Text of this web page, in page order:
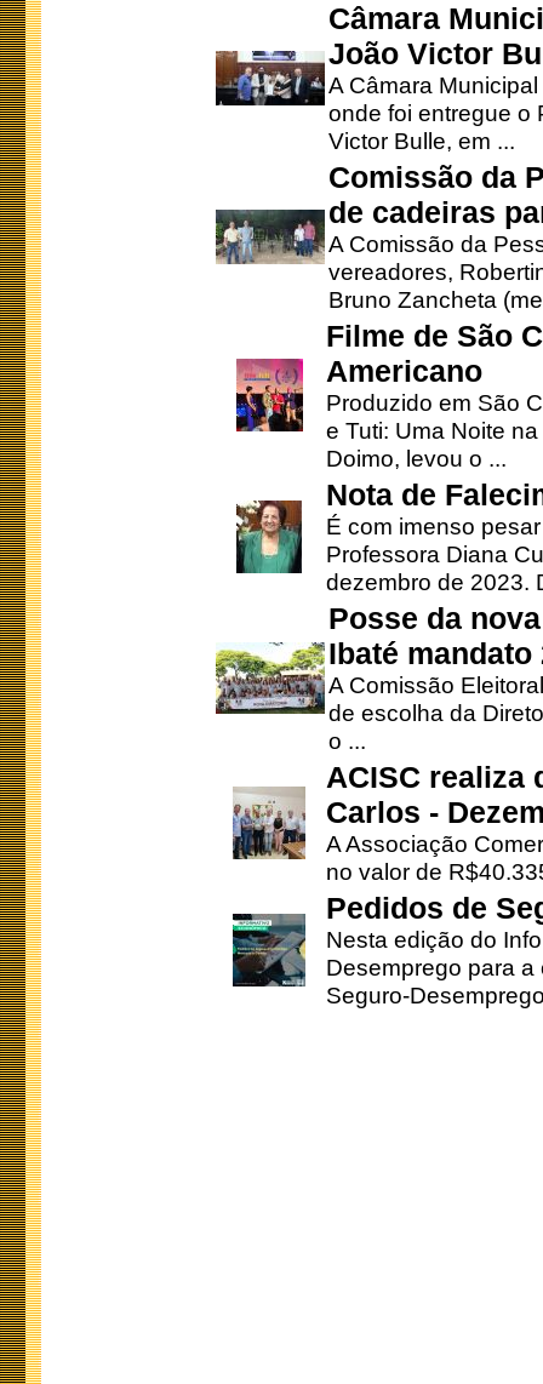
Câmara
João Victor
A Câmara
onde foi entregue o
Victor Bulle, em ...
Comissão da
de cadeiras
A Comissão da
vereadores,
Bruno Zancheta
Filme de São
Americano
Produzido em São
e Tuti: Uma Noite
Doimo, levou o ...
Nota de
É com imenso
Professora Diana
dezembro de 2023.
Posse da
Ibaté mandato
A Comissão
de escolha da
o ...
ACISC realiza
Carlos -
A Associação
no valor de
Pedidos de
Nesta edição do
Desemprego para
Seguro-